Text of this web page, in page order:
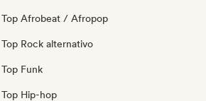
Top Afrobeat / Afropop
Top Rock alternativo
Top Funk
Top Hip-hop